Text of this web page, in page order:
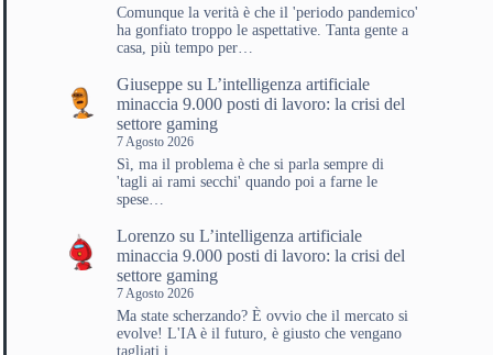
Comunque la verità è che il 'periodo pandemico'
ha gonfiato troppo le aspettative. Tanta gente a
casa, più tempo per…
Giuseppe suL’intelligenza artificiale
minaccia 9.000 posti di lavoro: la crisi del
settore gaming
7 Agosto 2026
Sì, ma il problema è che si parla sempre di
'tagli ai rami secchi' quando poi a farne le
spese…
Lorenzo suL’intelligenza artificiale
minaccia 9.000 posti di lavoro: la crisi del
settore gaming
7 Agosto 2026
Ma state scherzando? È ovvio che il mercato si
evolve! L'IA è il futuro, è giusto che vengano
tagliati i…